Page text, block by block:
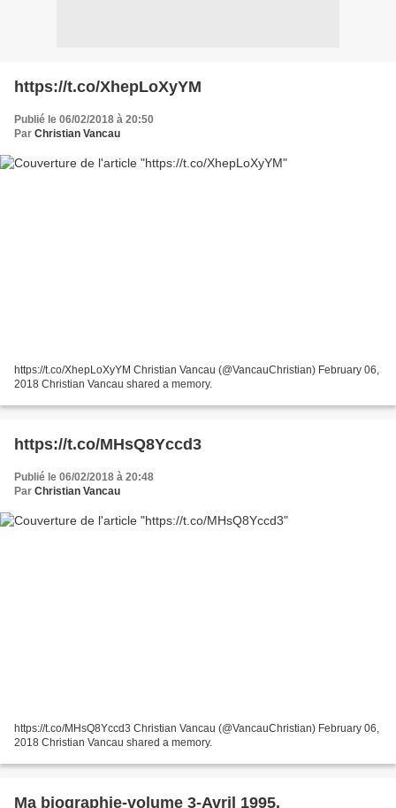
https://t.co/XhepLoXyYM
Publié le 06/02/2018 à 20:50
Par Christian Vancau
https://t.co/XhepLoXyYM Christian Vancau (@VancauChristian) February 06,
2018 Christian Vancau shared a memory.
https://t.co/MHsQ8Yccd3
Publié le 06/02/2018 à 20:48
Par Christian Vancau
https://t.co/MHsQ8Yccd3 Christian Vancau (@VancauChristian) February 06,
2018 Christian Vancau shared a memory.
Ma biographie-volume 3-Avril 1995.